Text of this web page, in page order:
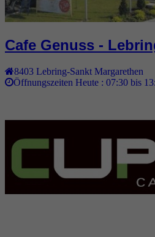
Cafe Genuss -
8403 Lebring-Sankt Margarethen
Öffnungszeiten Heute : 07:30 bis